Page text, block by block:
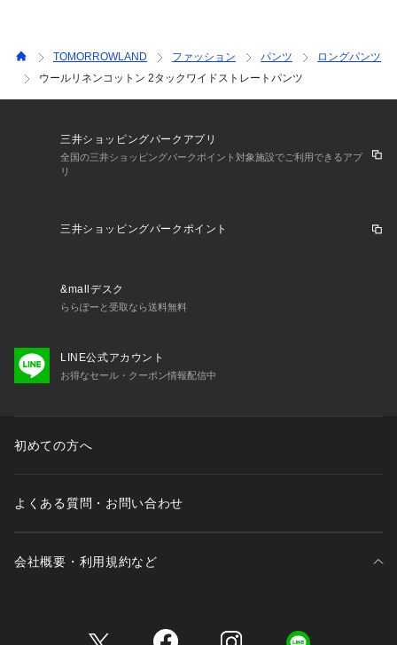
TOMORROWLAND ファッション パンツ
ロングパンツ
ウールリネンコットン 2タックワイドストレートパンツ
三井ショッピングパークアプリ
全国の三井ショッピングパークポイント対象施設でご利用できるアプ
リ
三井ショッピングパークポイント
&mallデスク
ららぽーと受取なら送料無料
LINE公式アカウント
お得なセール・クーポン情報配信中
初めての方へ
よくある質問・お問い合わせ
会社概要・利用規約など